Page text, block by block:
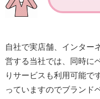
自社で実店舗、インター
営する当社では、同時に
りサービスも利用可能で
っていますのでブランド